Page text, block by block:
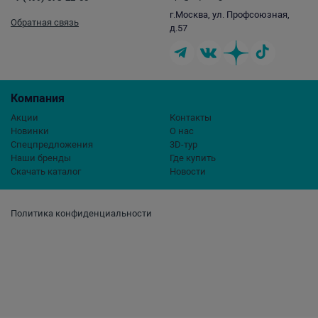
Политика конфиденциальности
Компания
Акции
Новинки
Спецпредложения
Наши бренды
Скачать каталог
Контакты
О нас
3D-тур
Где купить
Новости
Обратная связь
г.Москва, ул. Профсоюзная,
д.57